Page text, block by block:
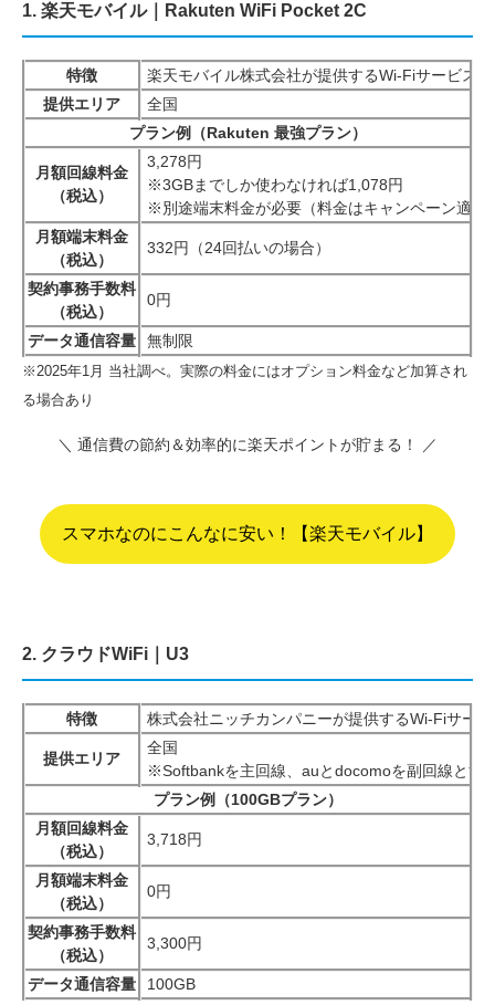
1. 楽天モバイル｜Rakuten WiFi Pocket 2C
特徴
楽天モバイル株式会社が提供するWi-Fiサービス
提供エリア
全国
プラン例（Rakuten 最強プラン）
月額回線料金
（税込）
3,278円
※3GBまでしか使わなければ1,078円
※別途端末料金が必要（料金はキャンペーン適用
月額端末料金
（税込）
332円（24回払いの場合）
契約事務手数料
（税込）
0円
データ通信容量 無制限
※2025年1月 当社調べ。実際の料金にはオプション料金など加算され
る場合あり
＼ 通信費の節約＆効率的に楽天ポイントが貯まる！ ／
スマホなのにこんなに安い！【楽天モバイル】
2. クラウドWiFi｜U3
特徴 株式会社ニッチカンパニーが提供するWi-Fiサー
提供エリア
全国
※Softbankを主回線、auとdocomoを副回線とす
プラン例（100GBプラン）
月額回線料金
（税込）
3,718円
月額端末料金
（税込）
0円
契約事務手数料
（税込）
3,300円
データ通信容量 100GB